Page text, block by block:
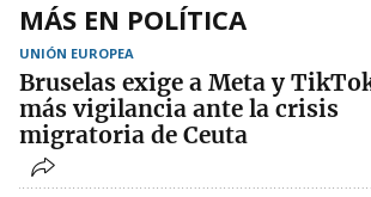
MÁS EN POLÍTICA
UNIÓN EUROPEA
Bruselas exige a Meta y
más vigilancia ante la crisis
migratoria de Ceuta